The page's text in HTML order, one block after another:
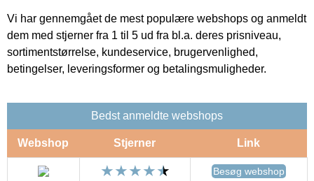
Vi har gennemgået de mest populære webshops og anmeldt
dem med stjerner fra 1 til 5 ud fra bl.a. deres prisniveau,
sortimentstørrelse, kundeservice, brugervenlighed,
betingelser, leveringsformer og betalingsmuligheder.
Bedst anmeldte webshops
Webshop Stjerner Link
Besøg webshop